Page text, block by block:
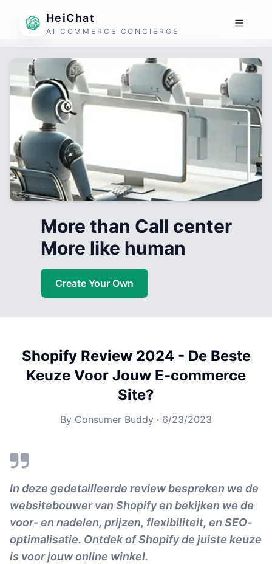
HeiChat
AI COMMERCE CONCIERGE
More than Call center
More like human
Create Your Own
Shopify Review 2024 - De Beste
Keuze Voor Jouw E-commerce
Site?
By Consumer Buddy · 6/23/2023
In deze gedetailleerde review bespreken we de
websitebouwer van Shopify en bekijken we de
voor- en nadelen, prijzen, flexibiliteit, en SEO-
optimalisatie. Ontdek of Shopify de juiste keuze
is voor jouw online winkel.